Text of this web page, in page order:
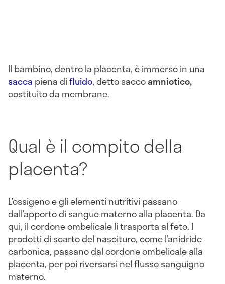
Il bambino, dentro la placenta, è immerso in una
sacca piena difluido, detto saccoamniotico,
costituito da membrane.
Qual è il compito della
placenta?
L’ossigeno e gli elementi nutritivi passano
dall’apporto di sangue materno alla placenta. Da
qui, il cordone ombelicale li trasporta al feto. I
prodotti di scarto del nascituro, come l’anidride
carbonica, passano dal cordone ombelicale alla
placenta, per poi riversarsi nel flusso sanguigno
materno.